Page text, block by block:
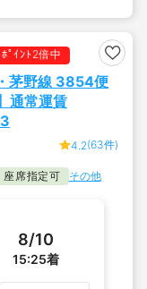
ﾟｲﾝﾄ2倍中
茅野線 3854便
通常運賃
4.2(63件)
座席指定可 その他
8/10
15:25着